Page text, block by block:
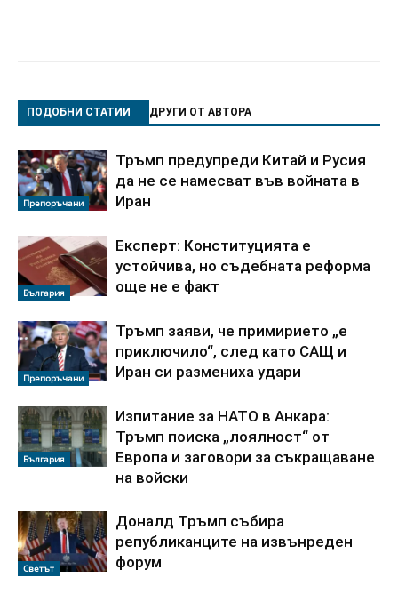
ПОДОБНИ СТАТИИ ДРУГИ ОТ АВТОРА
Препоръчани
Тръмп предупреди Китай и Русия
да не се намесват във войната в
Иран
България
Експерт: Конституцията е
устойчива, но съдебната реформа
още не е факт
Препоръчани
Тръмп заяви, че примирието „е
приключило“, след като САЩ и
Иран си размениха удари
България
Изпитание за НАТО в Анкара:
Тръмп поиска „лоялност“ от
Европа и заговори за съкращаване
на войски
Светът
Доналд Тръмп събира
републиканците на извънреден
форум